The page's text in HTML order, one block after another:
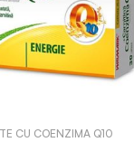
CU COENZIMA Q10